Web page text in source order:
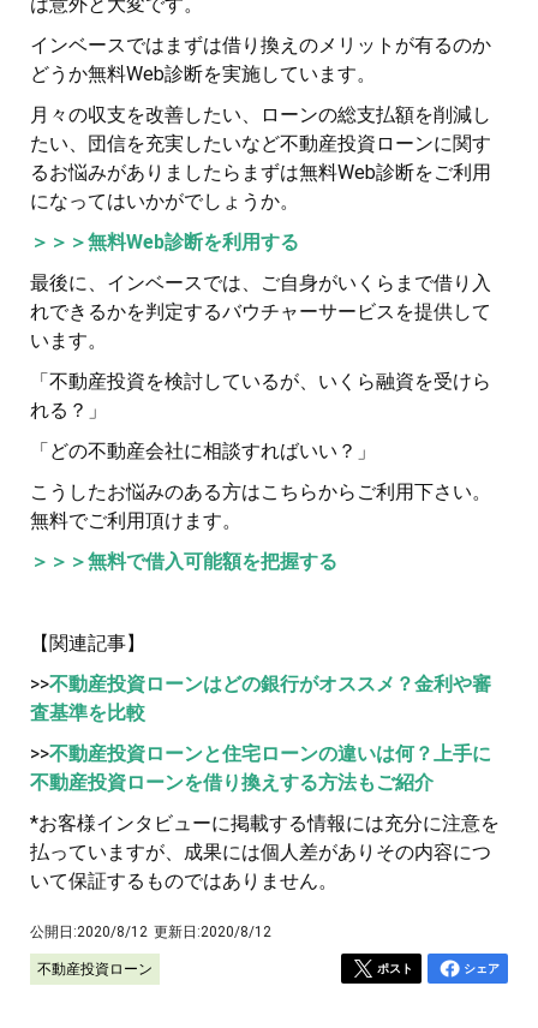
インベースではまずは借り換えのメリットが有るのか
どうか無料Web診断を実施しています。
月々の収支を改善したい、ローンの総支払額を削減し
たい、団信を充実したいなど不動産投資ローンに関す
るお悩みがありましたらまずは無料Web診断をご利用
になってはいかがでしょうか。
＞＞＞無料Web診断を利用する
最後に、インベースでは、ご自身がいくらまで借り入
れできるかを判定するバウチャーサービスを提供して
います。
「不動産投資を検討しているが、いくら融資を受けら
れる？」
「どの不動産会社に相談すればいい？」
こうしたお悩みのある方はこちらからご利用下さい。
無料でご利用頂けます。
＞＞＞無料で借入可能額を把握する
【関連記事】
>>不動産投資ローンはどの銀行がオススメ？金利や審
査基準を比較
>>不動産投資ローンと住宅ローンの違いは何？上手に
不動産投資ローンを借り換えする方法もご紹介
*お客様インタビューに掲載する情報には充分に注意を
払っていますが、成果には個人差がありその内容につ
いて保証するものではありません。
公開日:2020/8/12 更新日:2020/8/12
不動産投資ローン ポスト シェア